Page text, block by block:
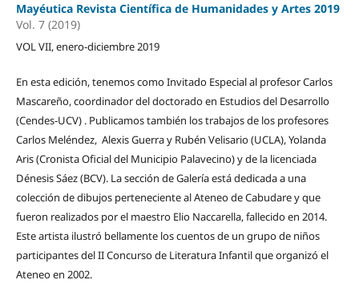
Mayéutica Revista Científica de Humanidades y Artes 2019
Vol. 7 (2019)
VOL VII, enero-diciembre 2019
En esta edición, tenemos como Invitado Especial al profesor Carlos
Mascareño, coordinador del doctorado en Estudios del Desarrollo
(Cendes-UCV) . Publicamos también los trabajos de los profesores
Carlos Meléndez, Alexis Guerra y Rubén Velisario (UCLA), Yolanda
Aris (Cronista Oficial del Municipio Palavecino) y de la licenciada
Dénesis Sáez (BCV). La sección de Galería está dedicada a una
colección de dibujos perteneciente al Ateneo de Cabudare y que
fueron realizados por el maestro Elio Naccarella, fallecido en 2014.
Este artista ilustró bellamente los cuentos de un grupo de niños
participantes del II Concurso de Literatura Infantil que organizó el
Ateneo en 2002.